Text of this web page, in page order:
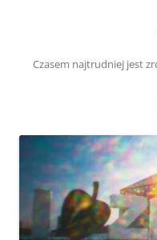
Czasem najtrudniej jest